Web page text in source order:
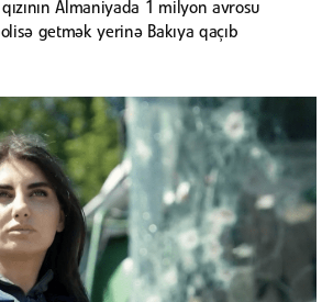
Almaniyada 1 milyon avrosu
getmək yerinə Bakıya qaçıb